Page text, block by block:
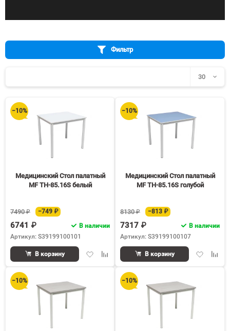
Фильтр
30
60
90
−10%
Медицинский Стол палатный
MF TH-85.16S белый
7490 ₽ −749 ₽
6741 ₽
В наличии
Артикул: S39199100101
ДобавитьДобавить
сравнению
В корзину
−10%
Медицинский Стол палатный
MF TH-85.16S голубой
8130 ₽ −813 ₽
7317 ₽
В наличии
Артикул: S39199100107
Добавить
В корзину
−10% −10%